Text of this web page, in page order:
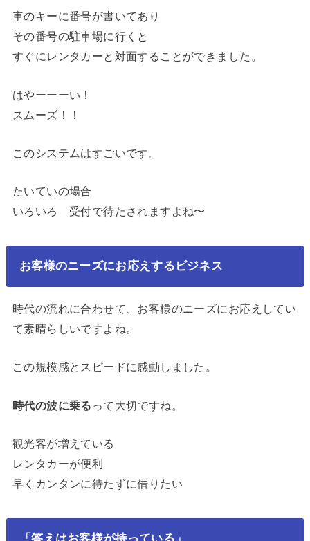
車のキーに番号が書いてあり
その番号の駐車場に行くと
すぐにレンタカーと対面することができました。
はやーーーい！
スムーズ！！
このシステムはすごいです。
たいていの場合
いろいろ 受付で待たされますよね〜
お客様のニーズにお応えするビジネス
時代の流れに合わせて、お客様のニーズにお応えしてい
て素晴らしいですよね。
この規模感とスピードに感動しました。
時代の波に乗る って大切ですね。
観光客が増えている
レンタカーが便利
早くカンタンに待たずに借りたい
「答えはお客様が持っている」